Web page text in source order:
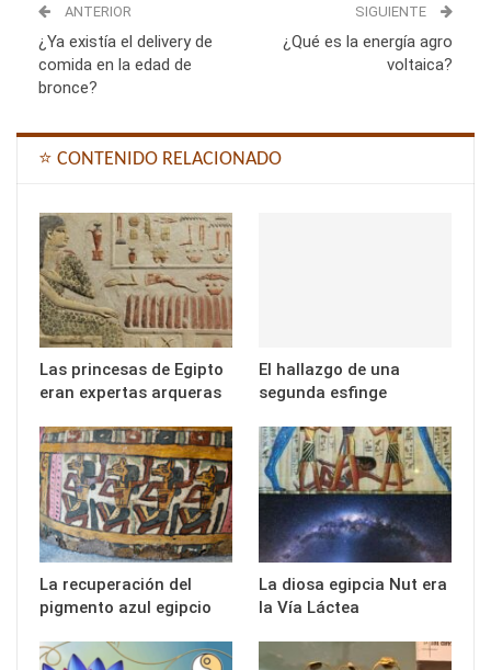
ANTERIOR
¿Ya existía el delivery de
comida en la edad de
bronce?
SIGUIENTE
¿Qué es la energía agro
voltaica?
⭐ CONTENIDO RELACIONADO
Las princesas de Egipto
eran expertas arqueras
El hallazgo de una
segunda esfinge
La recuperación del
pigmento azul egipcio
La diosa egipcia Nut era
la Vía Láctea